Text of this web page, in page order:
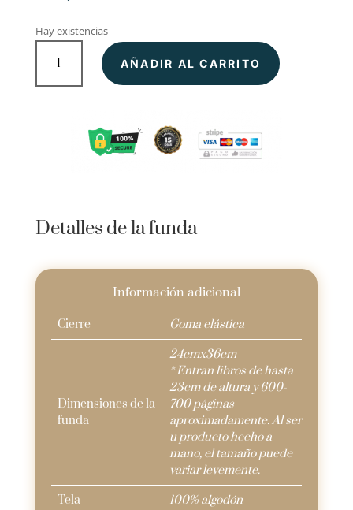
Hay existencias
Funda
AÑADIR AL CARRITO
Detalles de la funda
Información adicional
Cierre Goma elástica
Dimensiones de la
funda
24cmx36cm
* Entran libros de hasta
23cm de altura y 600-
700 páginas
aproximadamente. Al ser
u producto hecho a
mano, el tamaño puede
variar levemente.
Tela
100% algodón